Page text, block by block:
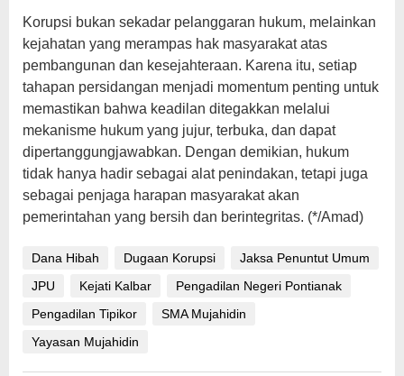
Korupsi bukan sekadar pelanggaran hukum, melainkan
kejahatan yang merampas hak masyarakat atas
pembangunan dan kesejahteraan. Karena itu, setiap
tahapan persidangan menjadi momentum penting untuk
memastikan bahwa keadilan ditegakkan melalui
mekanisme hukum yang jujur, terbuka, dan dapat
dipertanggungjawabkan. Dengan demikian, hukum
tidak hanya hadir sebagai alat penindakan, tetapi juga
sebagai penjaga harapan masyarakat akan
pemerintahan yang bersih dan berintegritas. (*/Amad)
Dana Hibah Dugaan Korupsi
Jaksa Penuntut Umum
JPU
Kejati Kalbar
Pengadilan Negeri Pontianak
Pengadilan Tipikor
SMA Mujahidin
Yayasan Mujahidin